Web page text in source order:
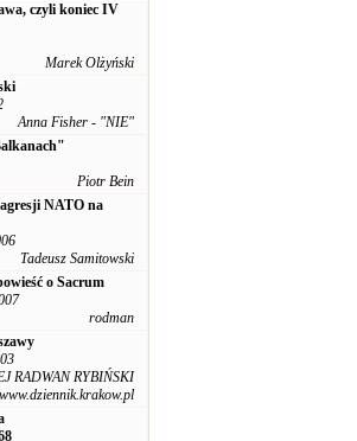
czyli koniec IV
Marek Olżyński
Anna Fisher - "NIE"
Piotr Bein
NATO na
Tadeusz Samitowski
o Sacrum
rodman
RADWAN RYBIŃSKI
www.dziennik.krakow.pl